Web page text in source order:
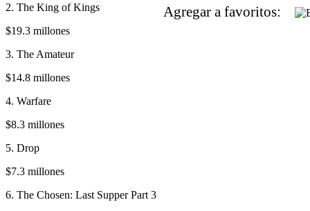
2. The King of Kings
$19.3 millones
3. The Amateur
$14.8 millones
4. Warfare
$8.3 millones
5. Drop
$7.3 millones
6. The Chosen: Last Supper Part 3
Agregar a favoritos: